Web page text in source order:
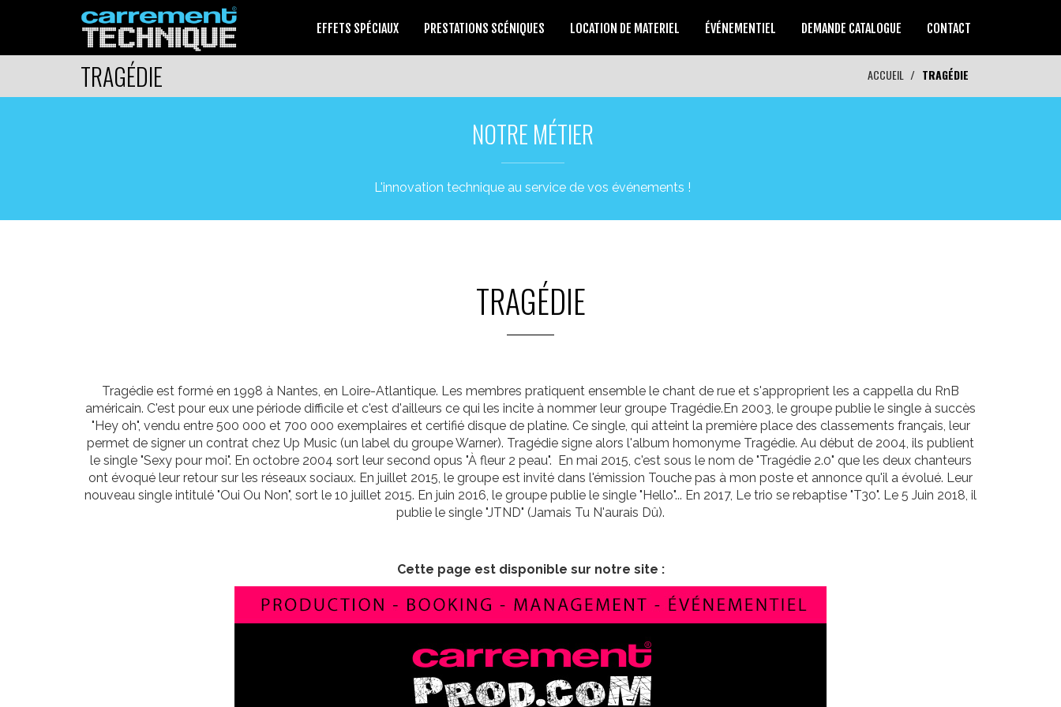
EFFETS SPÉCIAUX PRESTATIONS SCÉNIQUES LOCATION DE MATERIEL ÉVÉNEMENTIEL DEMANDE CATALOGUE CONTACT
TRAGÉDIE ACCUEIL TRAGÉDIE
NOTRE MÉTIER
L'innovation technique au service de vos événements !
TRAGÉDIE
Tragédie est formé en 1998 à Nantes, en Loire-Atlantique. Les membres pratiquent ensemble le chant de rue et s'approprient les a cappella du RnB
américain. C'est pour eux une période difficile et c'est d'ailleurs ce qui les incite à nommer leur groupe Tragédie.En 2003, le groupe publie le single à succès
"Hey oh", vendu entre 500 000 et 700 000 exemplaires et certifié disque de platine. Ce single, qui atteint la première place des classements français, leur
permet de signer un contrat chez Up Music (un label du groupe Warner). Tragédie signe alors l'album homonyme Tragédie. Au début de 2004, ils publient
le single "Sexy pour moi". En octobre 2004 sort leur second opus "À fleur 2 peau". En mai 2015, c'est sous le nom de "Tragédie 2.0" que les deux chanteurs
ont évoqué leur retour sur les réseaux sociaux. En juillet 2015, le groupe est invité dans l'émission Touche pas à mon poste et annonce qu'il a évolué. Leur
nouveau single intitulé "Oui Ou Non", sort le 10 juillet 2015. En juin 2016, le groupe publie le single "Hello"... En 2017, Le trio se rebaptise "T30". Le 5 Juin 2018, il
publie le single "JTND" (Jamais Tu N'aurais Dû).
Cette page est disponible sur notre site :